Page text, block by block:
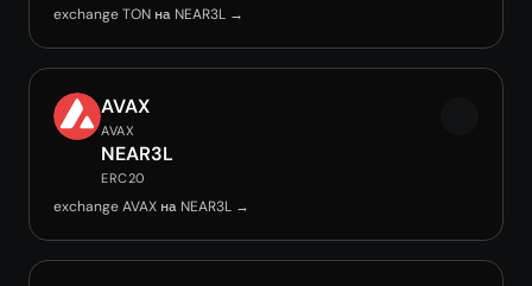
exchange TON на NEAR3L →
AVAX
AVAX
NEAR3L
ERC20
exchange AVAX на NEAR3L →